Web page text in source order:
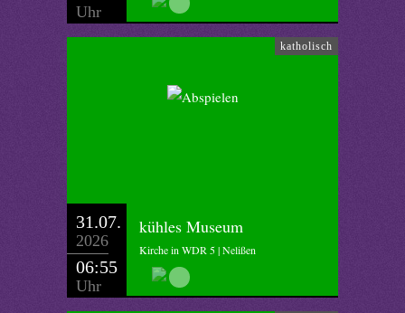
Uhr
katholisch
31.07.
2026
06:55
Uhr
kühles Museum
Kirche in WDR 5 | Nelißen